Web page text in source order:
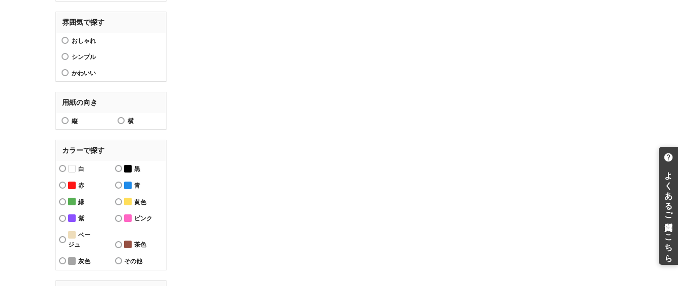
雰囲気で探す
おしゃれ
シンプル
かわいい
用紙の向き
縦 横
カラーで探す
白 黒
赤 青
緑 黄色
紫 ピンク
ベー
ジュ
茶色
灰色 その他